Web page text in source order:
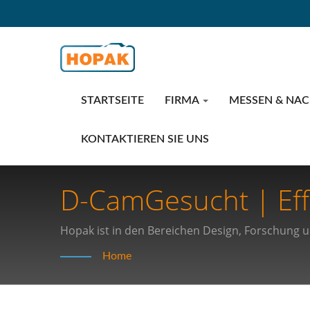
STARTSEITE FIRMA MESSEN &
KONTAKTIEREN SIE UNS
D-CamGesucht |
Hopak ist in den Bereichen Design, Forschung
Automatisierungsverpackungslinie tätig.
Home